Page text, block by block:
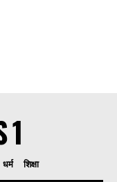
1
धर्म शिक्षा